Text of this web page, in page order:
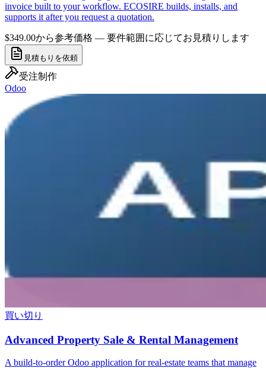
invoice built to your workflow. ECOSIRE builds, installs, and
supports it after you request a quotation.
$349.00から参考価格 — 要件範囲に応じてお見積りします
見積もりを依頼
受注制作
Odoo
買い切り
Advanced Property Sale & Rental Management
A build-to-order Odoo application for real-estate teams that manage